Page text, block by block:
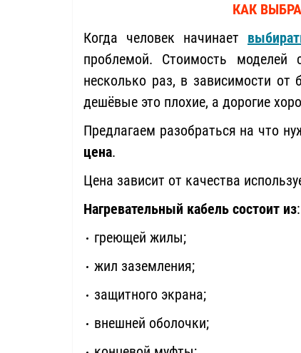
КАК
Когда человек начинает
проблемой. Стоимость моделей
несколько раз, в зависимости от
дешёвые это плохие, а дорогие
Предлагаем разобраться на что
цена.
Цена зависит от качества
Нагревательный кабель состоит из:
греющей жилы;
жил заземления;
защитного экрана;
внешней оболочки;